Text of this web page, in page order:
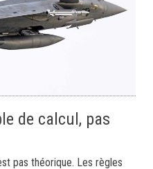
de calcul, pas
pas théorique. Les règles